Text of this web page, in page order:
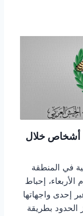
أشخاص خلال
في المنطقة
الأربعاء، إحباط
إحدى واجهاتها
الحدود بطريقة